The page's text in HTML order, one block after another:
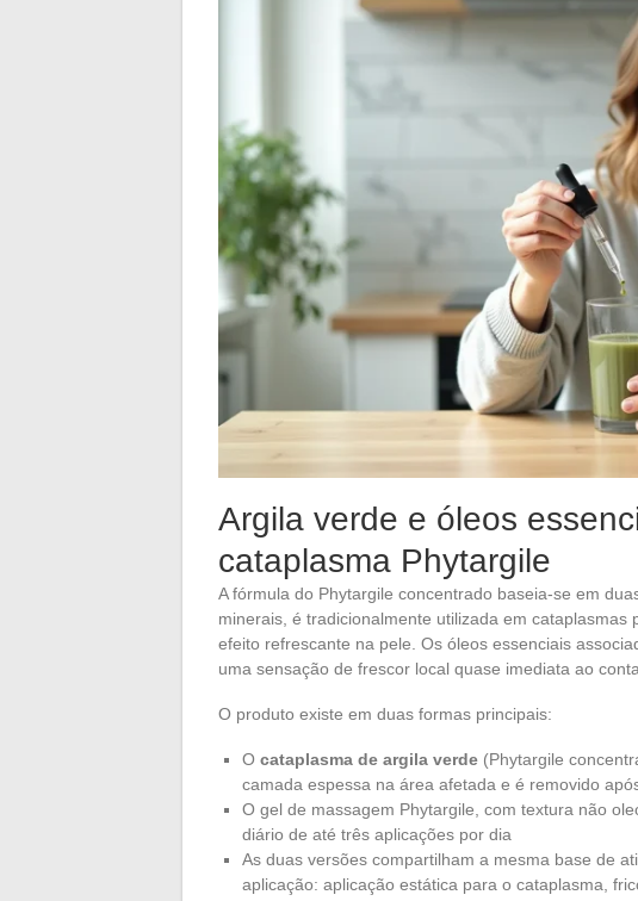
Argila verde e óleos
cataplasma Phytargile
A fórmula do Phytargile concentrado baseia-se em
minerais, é tradicionalmente utilizada em cataplasmas
efeito refrescante na pele. Os óleos essenciais
uma sensação de frescor local quase imediata ao
O produto existe em duas formas principais:
O cataplasma de argila verde (Phytargile
camada espessa na área afetada e é removido
O gel de massagem Phytargile, com textura não
diário de até três aplicações por dia
As duas versões compartilham a mesma base de
aplicação: aplicação estática para o cataplasma,